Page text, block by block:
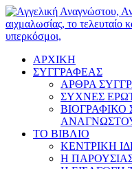
ΑΡΧΙΚΗ
ΣΥΓΓΡΑΦΕΑΣ
ΑΡΘΡΑ
ΣΥΧΝΕΣ
ΤΟ ΒΙΒΛΙΟ
ΚΕΝΤΡΙΚΗ
Η